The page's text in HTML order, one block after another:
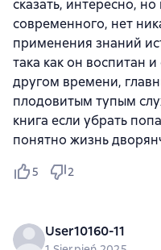
сказать, интересно,
современного, нет
применения знаний
така как он воспитан
другом времени,
плодовитым тупым
книга если убрать
понятно жизнь
5 2
User10160-11